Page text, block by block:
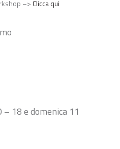
–>Clicca qui
18 e domenica 11